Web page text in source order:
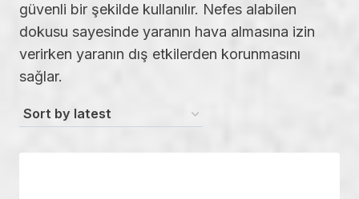
güvenli bir şekilde kullanılır. Nefes alabilen
dokusu sayesinde yaranın hava almasına izin
verirken yaranın dış etkilerden korunmasını
sağlar.